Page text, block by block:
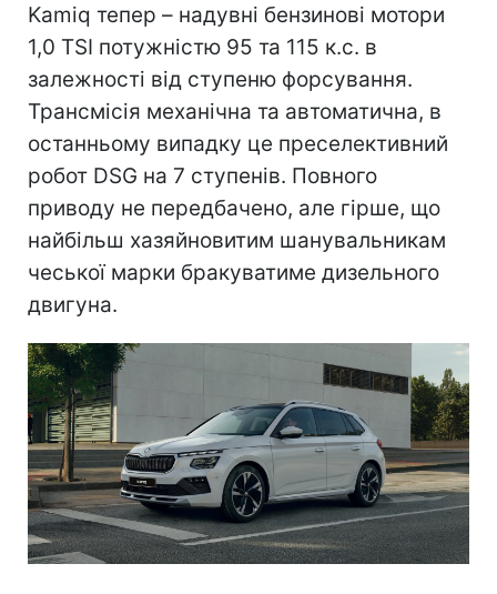
Kamiq тепер – надувні бензинові мотори
1,0 TSI потужністю 95 та 115 к.с. в
залежності від ступеню форсування.
Трансмісія механічна та автоматична, в
останньому випадку це преселективний
робот DSG на 7 ступенів. Повного
приводу не передбачено, але гірше, що
найбільш хазяйновитим шанувальникам
чеської марки бракуватиме дизельного
двигуна.